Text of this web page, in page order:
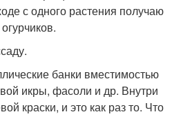
с одного растения получаю
банки вместимостью
икры, фасоли и др. Внутри
краски, и это как раз то. Что